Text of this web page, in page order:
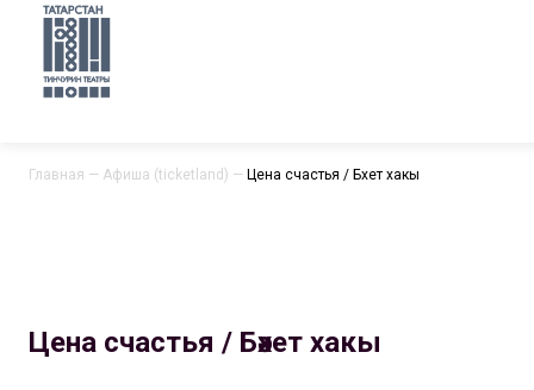
Главная — Афиша (ticketland) — Цена счастья / Бәхет хакы
Цена счастья / Бәхет хакы